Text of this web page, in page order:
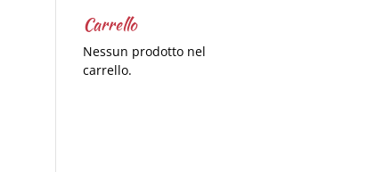
Carrello
Nessun prodotto nel
carrello.